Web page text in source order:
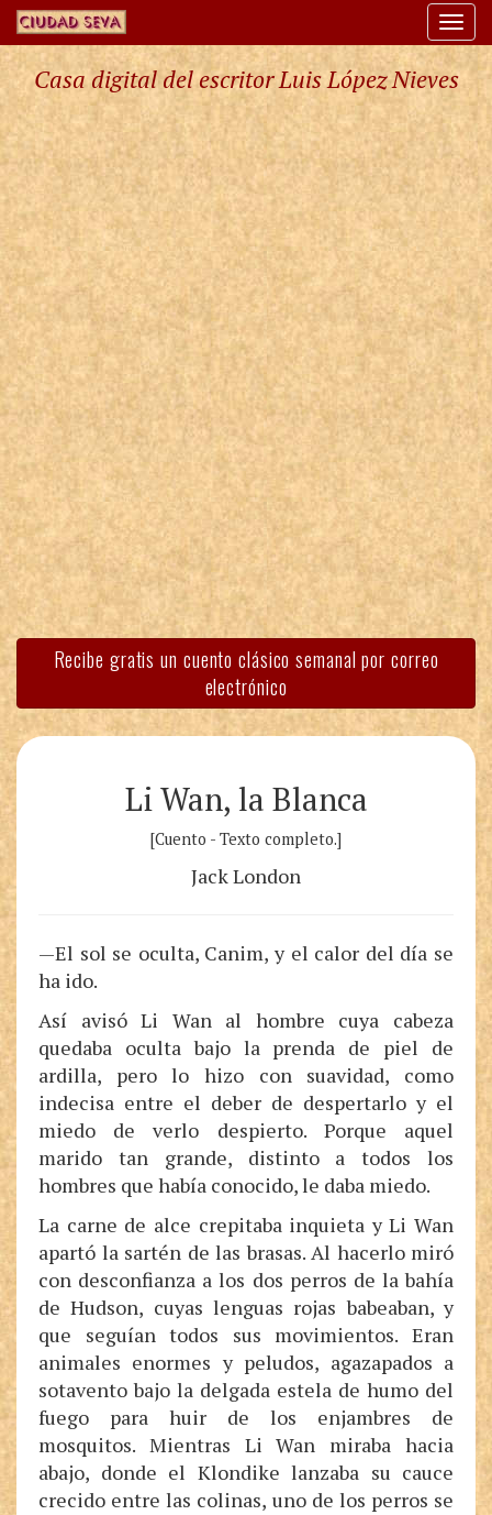
Casa digital del escritor Luis López Nieves
Recibe gratis un cuento clásico semanal por correo
electrónico
Li Wan, la Blanca
[Cuento - Texto completo.]
Jack London
—El sol se oculta, Canim, y el calor del día se
ha ido.
Así avisó Li Wan al hombre cuya cabeza
quedaba oculta bajo la prenda de piel de
ardilla, pero lo hizo con suavidad, como
indecisa entre el deber de despertarlo y el
miedo de verlo despierto. Porque aquel
marido tan grande, distinto a todos los
hombres que había conocido, le daba miedo.
La carne de alce crepitaba inquieta y Li Wan
apartó la sartén de las brasas. Al hacerlo miró
con desconfianza a los dos perros de la bahía
de Hudson, cuyas lenguas rojas babeaban, y
que seguían todos sus movimientos. Eran
animales enormes y peludos, agazapados a
sotavento bajo la delgada estela de humo del
fuego para huir de los enjambres de
mosquitos. Mientras Li Wan miraba hacia
abajo, donde el Klondike lanzaba su cauce
crecido entre las colinas, uno de los perros se